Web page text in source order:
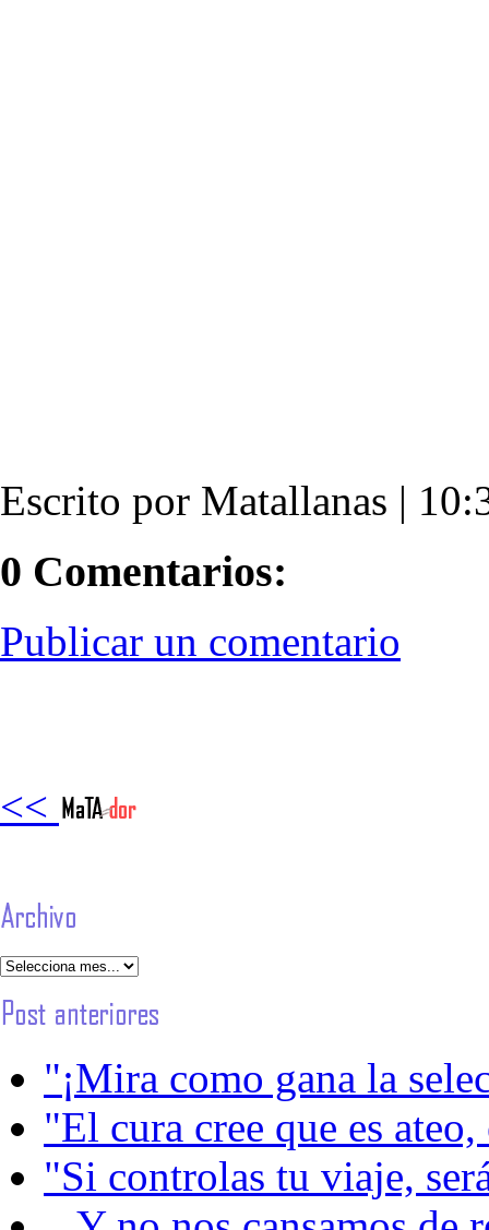
Escrito por Matallanas |
0 Comentarios:
Publicar un comentario
<<
"¡Mira como gana la
"El cura cree que es
"Si controlas tu viaje,